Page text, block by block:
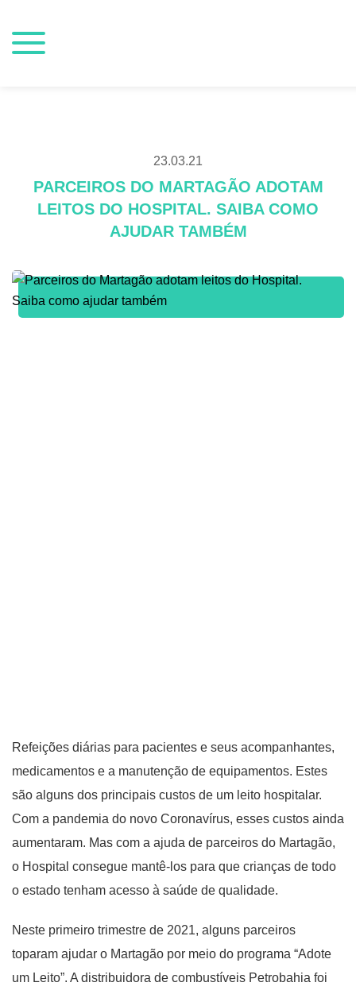
23.03.21
PARCEIROS DO MARTAGÃO ADOTAM
LEITOS DO HOSPITAL. SAIBA COMO
AJUDAR TAMBÉM
Refeições diárias para pacientes e seus acompanhantes,
medicamentos e a manutenção de equipamentos. Estes
são alguns dos principais custos de um leito hospitalar.
Com a pandemia do novo Coronavírus, esses custos ainda
aumentaram. Mas com a ajuda de parceiros do Martagão,
o Hospital consegue mantê-los para que crianças de todo
o estado tenham acesso à saúde de qualidade.
Neste primeiro trimestre de 2021, alguns parceiros
toparam ajudar o Martagão por meio do programa “Adote
um Leito”. A distribuidora de combustíveis Petrobahia foi